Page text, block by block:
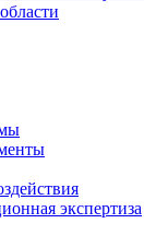
экспертиза